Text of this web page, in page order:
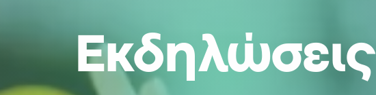
Εκδηλώσεις